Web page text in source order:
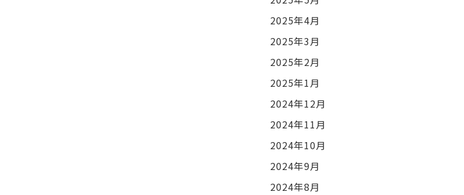
2025年4月
2025年3月
2025年2月
2025年1月
2024年12月
2024年11月
2024年10月
2024年9月
2024年8月